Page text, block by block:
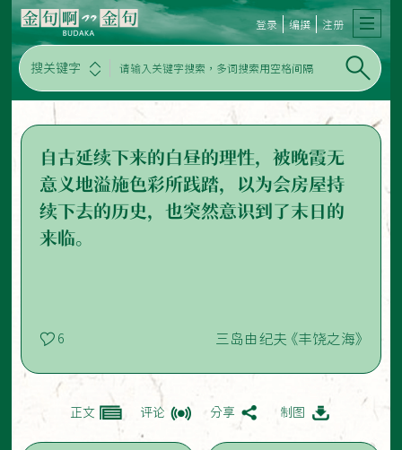
搜关键字
登录 编撰 注册
自古延续下来的白昼的理性，被晚霞无
意义地溢施色彩所践踏，以为会房屋持
续下去的历史，也突然意识到了末日的
来临。
6 三岛由纪夫 《丰饶之海》
正文 评论 分享 制图